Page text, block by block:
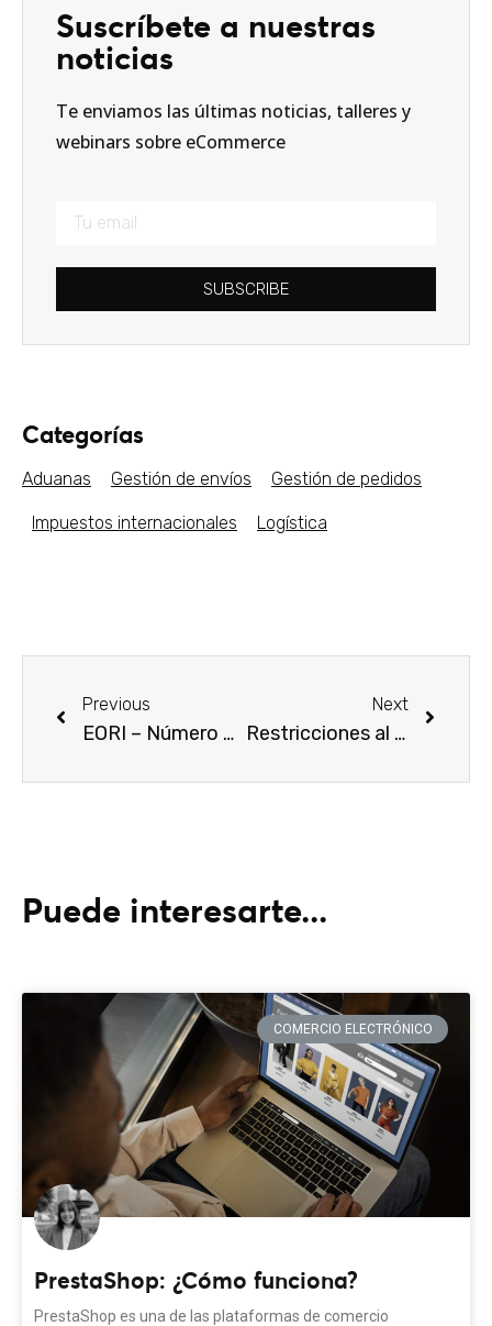
Suscríbete a nuestras
noticias
Te enviamos las últimas noticias, talleres y
webinars sobre eCommerce
SUBSCRIBE
Categorías
Aduanas Gestión de envíos Gestión de pedidos
Impuestos internacionales Logística
Previous
EORI – Número de Registro e Identificación de Operadores Económicos
Next
Restricciones al comercio internacional
Puede interesarte...
COMERCIO ELECTRÓNICO
PrestaShop: ¿Cómo funciona?
PrestaShop es una de las plataformas de comercio